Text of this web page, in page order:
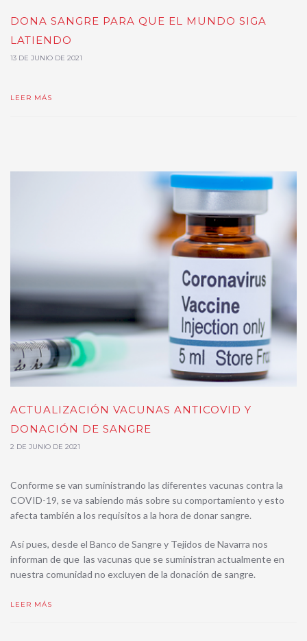
DONA SANGRE PARA QUE EL MUNDO SIGA
LATIENDO
13 DE JUNIO DE 2021
LEER MÁS
ACTUALIZACIÓN VACUNAS ANTICOVID Y
DONACIÓN DE SANGRE
2 DE JUNIO DE 2021
Conforme se van suministrando las diferentes vacunas contra la
COVID-19, se va sabiendo más sobre su comportamiento y esto
afecta también a los requisitos a la hora de donar sangre.
Así pues, desde el Banco de Sangre y Tejidos de Navarra nos
informan de que las vacunas que se suministran actualmente en
nuestra comunidad no excluyen de la donación de sangre.
LEER MÁS